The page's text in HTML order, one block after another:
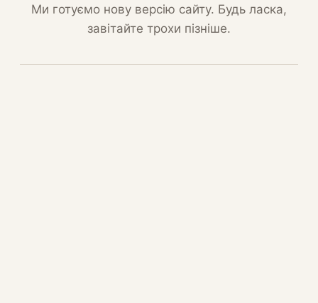
Ми готуємо нову версію сайту. Будь ласка,
завітайте трохи пізніше.